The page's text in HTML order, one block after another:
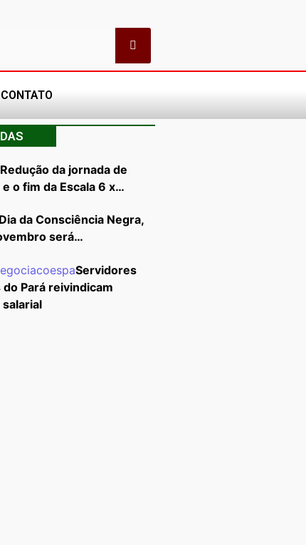
CONTATO
Redução da jornada de
o fim da Escala 6 x…
Dia da Consciência Negra,
será…
Servidores
do Pará reivindicam